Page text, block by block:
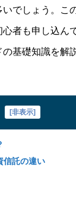
でしょう。こ
者も申し込ん
の基礎知識を解
[非表示]
信託の違い